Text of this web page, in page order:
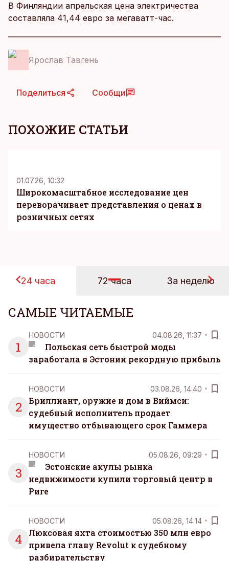
В Финляндии апрельская цена электричества
составляла 41,44 евро за мегаватт-час.
Ярослав Тавгень
Поделиться Сообщи
ПОХОЖИЕ СТАТЬИ
01.07.26, 10:32
Широкомасштабное исследование цен
переворачивает представления о ценах в
розничных сетях
24 часа 72 часа За неделю
САМЫЕ ЧИТАЕМЫЕ
1
НОВОСТИ 04.08.26, 11:37
Польская сеть быстрой моды
заработала в Эстонии рекордную прибыль
2
НОВОСТИ 03.08.26, 14:40
Бриллиант, оружие и дом в Виймси:
судебный исполнитель продает
имущество отбывающего срок Гаммера
3
НОВОСТИ 05.08.26, 09:29
Эстонские акулы рынка
недвижимости купили торговый центр в
Риге
4
НОВОСТИ 05.08.26, 14:14
Люксовая яхта стоимостью 350 млн евро
привела главу Revolut к судебному
разбирательству